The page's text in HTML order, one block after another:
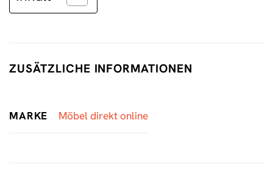
ZUSÄTZLICHE INFORMATIONEN
MARKE Möbel direkt online